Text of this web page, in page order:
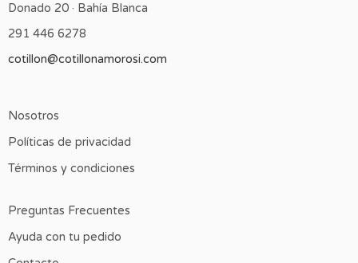
Donado 20 · Bahía Blanca
291 446 6278
cotillon@cotillonamorosi.com
Nosotros
Políticas de privacidad
Términos y condiciones
Preguntas Frecuentes
Ayuda con tu pedido